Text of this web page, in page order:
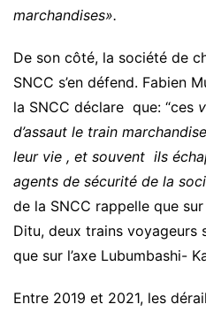
marchandises».
De son côté, la société de
SNCC s’en défend. Fabien
la SNCC déclare que: “ces
d’assaut le train
leur vie , et souvent ils
agents de sécurité de la
de la SNCC rappelle que
Ditu, deux trains voyageurs
que sur l’axe Lubumbashi-
Entre 2019 et 2021, les